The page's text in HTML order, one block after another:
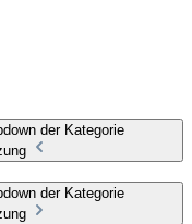
der Kategorie
der Kategorie